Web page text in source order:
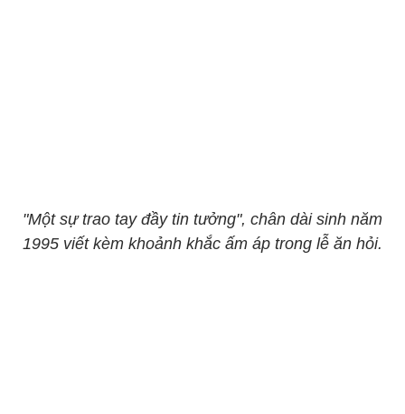
"Một sự trao tay đầy tin tưởng", chân dài sinh năm
1995 viết kèm khoảnh khắc ấm áp trong lễ ăn hỏi.